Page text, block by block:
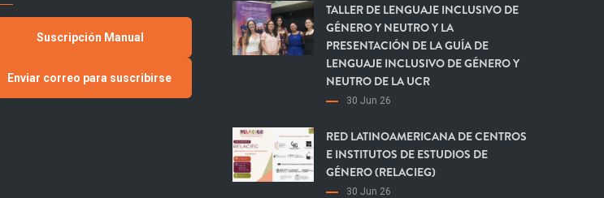
Suscripción Manual
Enviar correo para suscribirse
TALLER DE LENGUAJE INCLUSIVO DE
GÉNERO Y NEUTRO Y LA
PRESENTACIÓN DE LA GUÍA DE
LENGUAJE INCLUSIVO DE GÉNERO Y
NEUTRO DE LA UCR
30 Jun 26
RED LATINOAMERICANA DE CENTROS
E INSTITUTOS DE ESTUDIOS DE
GÉNERO (RELACIEG)
30 Jun 26